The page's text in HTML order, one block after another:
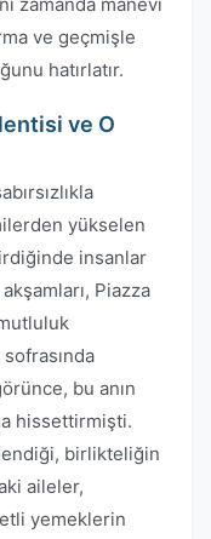
ve geçmişle
hatırlatır.
ve O
yükselen
insanlar
Piazza
bu anın
hissettirmişti.
birlikteliğin
aileler,
yemeklerin